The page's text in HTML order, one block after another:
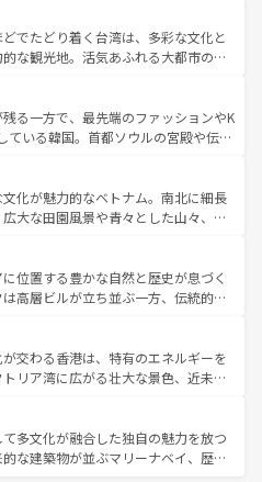
ルフードやハワイアンミュージッ
スなど、すべてがハワイの魅力を彩
に新しい発見と感動が待っているハ
部にそびえるウルル（エアーズロッ
しい原生林やケアンズの熱帯雨林な
ん。また、カフェやワイン、オージ
も充実しており、サーフィンやダイ
ど、アウトドア好きにはたまらな
多彩な魅力を存分に味わいつくそ
でたどり着く台湾は、多彩な文化と
な観光地。活気あふれる大都市の台
帯である台湾東部など、都市の喧騒
しており、訪れる人に新しい発見と
る。また、奥深い台湾の食文化も魅
イーツなど、バラエティ豊かな料理
。 なお、新着の台湾情報は コンテンツ一覧を参
る一方で、最先端のファッションやK
ている韓国。首都ソウルの宮殿や伝統
ば四季折々の自然美を楽しむことが
チや焼肉、絶品のストリートフード
料理が待っている。夜には、韓国な
、韓国の多彩な魅力を心ゆくまで味
わってみてほしい。 なお、新着の韓国情報はコンテンツ一
化が魅力的なベトナム。南北に細長
大な田園風景や青々とした山々、世
が息づく。ハノイの古い町並みやホ
統治時代の建物も、独特の雰囲気を
、バラエティの豊かさとおいしさで
ミー、ベトナムコーヒーなどは、ぜ
どの地域を訪れてもあたたかい人々
るので、きっと忘れられない旅にな
位置する豊かな自然と歴史が息づく
高層ビルが立ち並ぶ一方、伝統的な
。北部ではチェンマイなどの山岳地
南部ではプーケットやクラビの美し
分を楽しむことができる。タイ料理
温暖で、どの季節にも異なる楽しみ
やすいタイの人々、仏教を中心とし
観光資源が、訪れる旅人を魅了し続
交わる香港は、特有のエネルギーを
リア湾に広がる壮大な景色、近未来
動するはず。観光スポットが密集し
ころを回れるのも魅力。息をのむよ
体験まで、香港を存分に楽しみ尽く
多文化が融合した独自の魅力を放つ
な建築物が並ぶマリーナベイ、歴史